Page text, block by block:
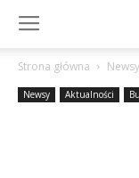
Strona główna Newsy
Newsy Aktualności